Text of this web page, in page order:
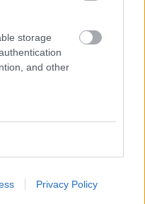
storage
and other
Privacy Policy
στα